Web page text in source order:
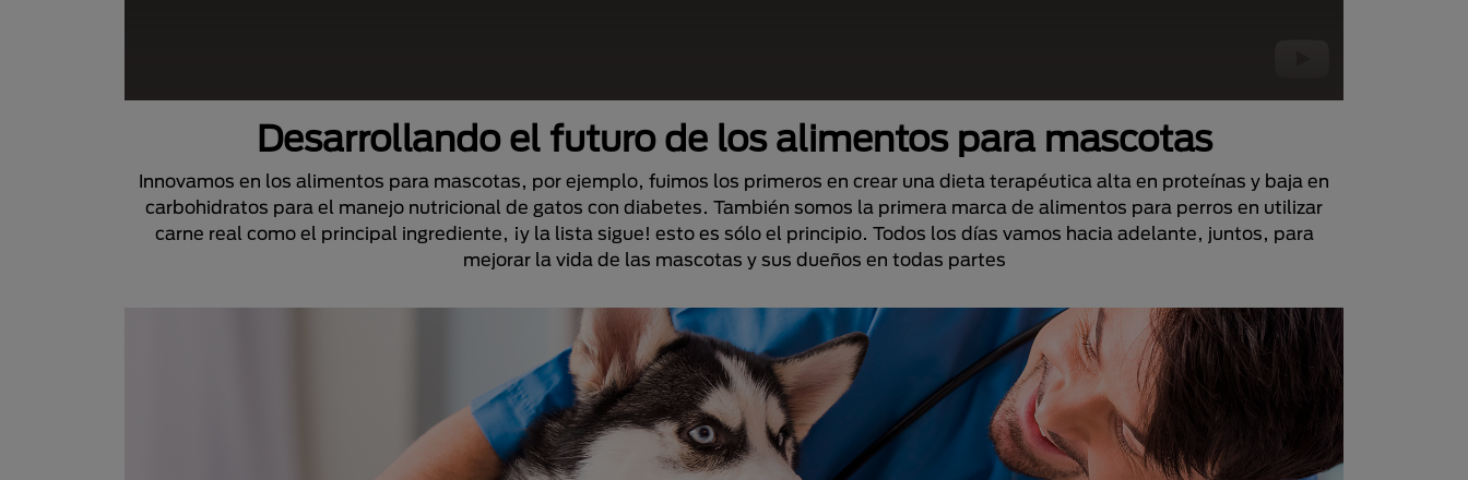
Desarrollando el futuro de los alimentos para mascotas
Innovamos en los alimentos para mascotas, por ejemplo, fuimos los primeros en crear una dieta terapéutica alta en proteínas y baja en
carbohidratos para el manejo nutricional de gatos con diabetes. También somos la primera marca de alimentos para perros en utilizar
carne real como el principal ingrediente, ¡y la lista sigue! esto es sólo el principio. Todos los días vamos hacia adelante, juntos, para
mejorar la vida de las mascotas y sus dueños en todas partes